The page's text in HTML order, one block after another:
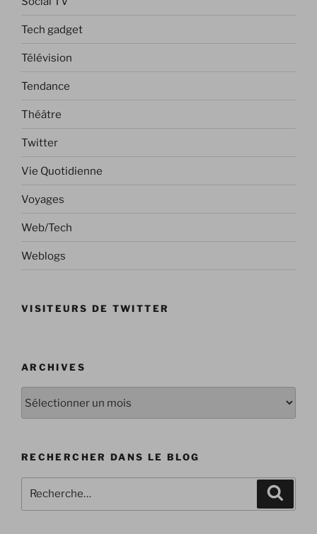
Tech gadget
Télévision
Tendance
Théâtre
Twitter
Vie Quotidienne
Voyages
Web/Tech
Weblogs
VISITEURS DE TWITTER
ARCHIVES
RECHERCHER DANS LE BLOG